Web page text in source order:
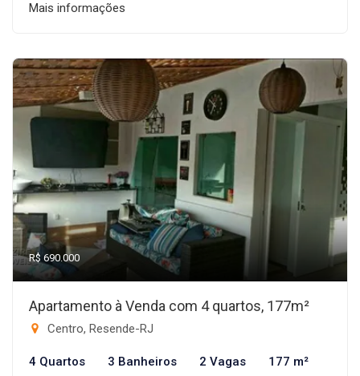
Mais informações
R$ 690.000
Apartamento à Venda com 4 quartos, 177m²
Centro, Resende-RJ
4 Quartos 3 Banheiros 2 Vagas 177 m²